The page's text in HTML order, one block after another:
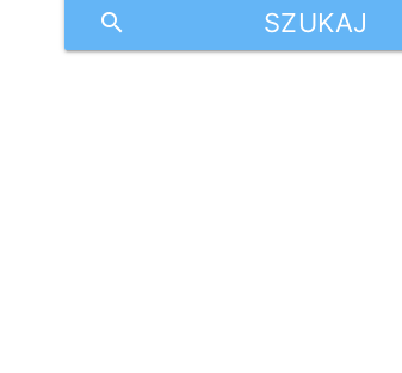
SZUKAJ
search